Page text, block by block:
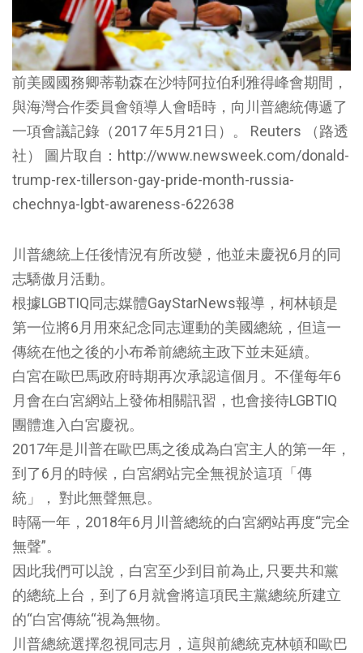
前美國國務卿蒂勒森在沙特阿拉伯利雅得峰會期間，
與海灣合作委員會領導人會晤時，向川普總統傳遞了
一項會議記錄（2017 年5月21日）。 Reuters （路透
社） 圖片取自：http://www.newsweek.com/donald-
trump-rex-tillerson-gay-pride-month-russia-
chechnya-lgbt-awareness-622638
川普總統上任後情況有所改變，他並未慶祝6月的同
志驕傲月活動。
根據LGBTIQ同志媒體GayStarNews報導，柯林頓是
第一位將6月用來紀念同志運動的美國總統，但這一
傳統在他之後的小布希前總統主政下並未延續。
白宮在歐巴馬政府時期再次承認這個月。不僅每年6
月會在白宮網站上發佈相關訊習，也會接待LGBTIQ
團體進入白宮慶祝。
2017年是川普在歐巴馬之後成為白宮主人的第一年，
到了6月的時候，白宮網站完全無視於這項「傳
統」， 對此無聲無息。
時隔一年，2018年6月川普總統的白宮網站再度“完全
無聲”。
因此我們可以說，白宮至少到目前為止, 只要共和黨
的總統上台，到了6月就會將這項民主黨總統所建立
的“白宮傳統“視為無物。
川普總統選擇忽視同志月，這與前總統克林頓和歐巴